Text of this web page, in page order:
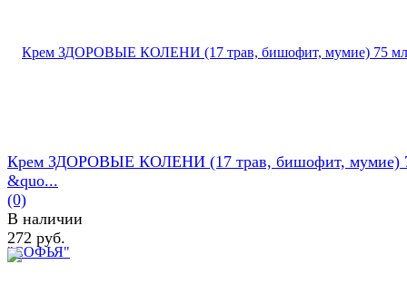
Крем ЗДОРОВЫЕ КОЛЕНИ (17 трав, бишофит, мумие)
&quo...
(0)
В наличии
272 руб.